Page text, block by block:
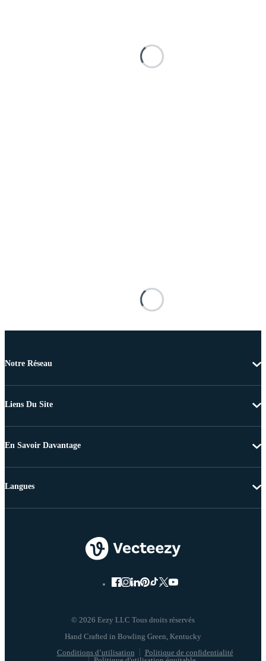
Notre Réseau
Liens Du Site
En Savoir Davantage
© 2026 Eezy LLC Tous droits réservés
Conditions d’utilisation
Politique de confidentialité
Langues